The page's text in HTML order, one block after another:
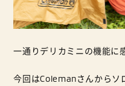
一通りデリカミニの機能に
今回はColemanさんからソ